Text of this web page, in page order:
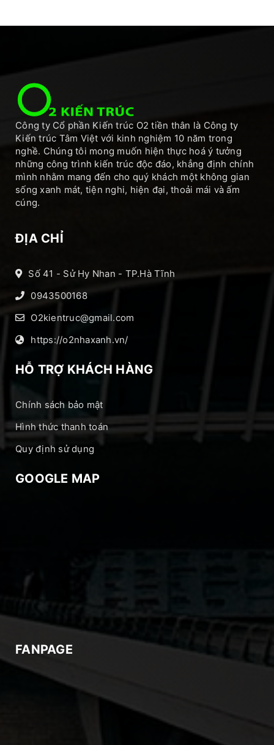
Công ty Cổ phần Kiến trúc O2 tiền thân là Công ty
Kiến trúc Tâm Việt với kinh nghiệm 10 năm trong
nghề. Chúng tôi mong muốn hiện thực hoá ý tưởng
những công trình kiến trúc độc đáo, khẳng định chính
mình nhằm mang đến cho quý khách một không gian
sống xanh mát, tiện nghi, hiện đại, thoải mái và ấm
cúng.
ĐỊA CHỈ
Số 41 - Sử Hy Nhan - TP.Hà Tĩnh
0943500168
O2kientruc@gmail.com
https://o2nhaxanh.vn/
HỖ TRỢ KHÁCH HÀNG
Chính sách bảo mật
Hình thức thanh toán
Quy định sử dụng
GOOGLE MAP
FANPAGE